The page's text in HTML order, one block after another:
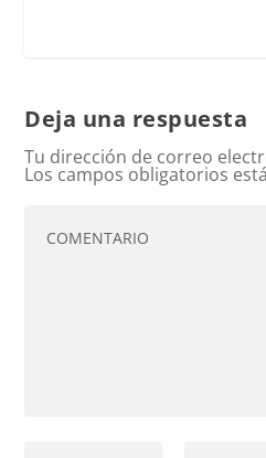
Deja una respuesta
Tu dirección de correo
Los campos obligatorios